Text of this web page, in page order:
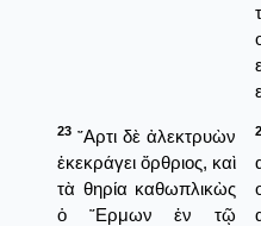
23 ῎Αρτι δὲ ἀλεκτρυὼν
ἐκεκράγει ὄρθριος, καὶ
τὰ θηρία καθωπλικὼς
ὁ ῞Ερμων ἐν τῷ